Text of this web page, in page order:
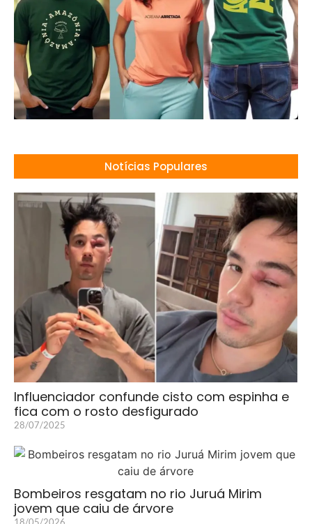
Notícias Populares
Influenciador confunde cisto com espinha e
fica com o rosto desfigurado
28/07/2025
Bombeiros resgatam no rio Juruá Mirim
jovem que caiu de árvore
18/05/2026